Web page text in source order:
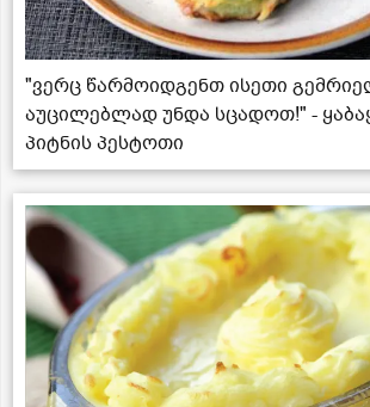
"ვერც წარმოიდგენთ ისეთი
აუცილებლად უნდა სცადოთ!" -
პიტნის პესტოთი